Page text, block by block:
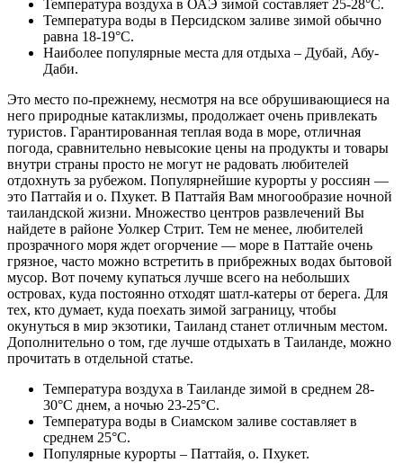
Температура воздуха в ОАЭ зимой составляет 25-28°С.
Температура воды в Персидском заливе зимой обычно
равна 18-19°С.
Наиболее популярные места для отдыха – Дубай, Абу-
Даби.
Это место по-прежнему, несмотря на все обрушивающиеся на
него природные катаклизмы, продолжает очень привлекать
туристов. Гарантированная теплая вода в море, отличная
погода, сравнительно невысокие цены на продукты и товары
внутри страны просто не могут не радовать любителей
отдохнуть за рубежом. Популярнейшие курорты у россиян —
это Паттайя и о. Пхукет. В Паттайя Вам многообразие ночной
таиландской жизни. Множество центров развлечений Вы
найдете в районе Уолкер Стрит. Тем не менее, любителей
прозрачного моря ждет огорчение — море в Паттайе очень
грязное, часто можно встретить в прибрежных водах бытовой
мусор. Вот почему купаться лучше всего на небольших
островах, куда постоянно отходят шатл-катеры от берега. Для
тех, кто думает, куда поехать зимой заграницу, чтобы
окунуться в мир экзотики, Таиланд станет отличным местом.
Дополнительно о том, где лучше отдыхать в Таиланде, можно
прочитать в отдельной статье.
Температура воздуха в Таиланде зимой в среднем 28-
30°С днем, а ночью 23-25°С.
Температура воды в Сиамском заливе составляет в
среднем 25°С.
Популярные курорты – Паттайя, о. Пхукет.